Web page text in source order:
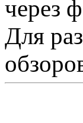
через
Для